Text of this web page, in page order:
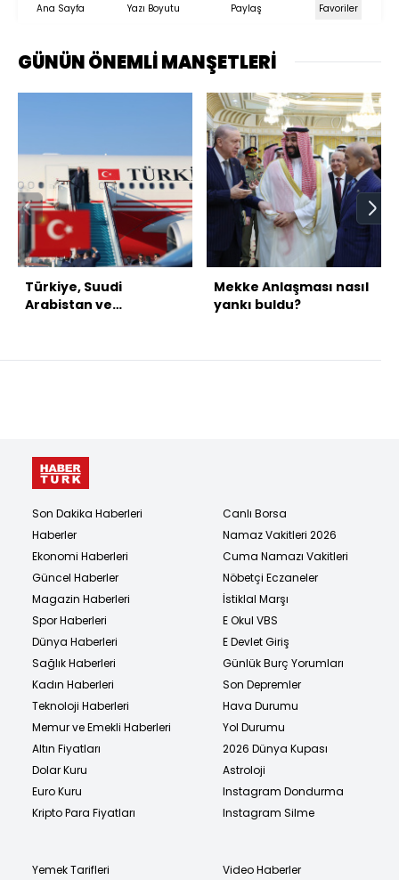
Ana Sayfa Yazı Boyutu Paylaş Favoriler
GÜNÜN ÖNEMLİ MANŞETLERİ
Türkiye, Suudi
Arabistan ve
Mekke Anlaşması nasıl
yankı buldu?
Son Dakika Haberleri
Haberler
Ekonomi Haberleri
Güncel Haberler
Magazin Haberleri
Spor Haberleri
Dünya Haberleri
Sağlık Haberleri
Kadın Haberleri
Teknoloji Haberleri
Memur ve Emekli Haberleri
Altın Fiyatları
Dolar Kuru
Euro Kuru
Kripto Para Fiyatları
Canlı Borsa
Namaz Vakitleri 2026
Cuma Namazı Vakitleri
Nöbetçi Eczaneler
İstiklal Marşı
E Okul VBS
E Devlet Giriş
Günlük Burç Yorumları
Son Depremler
Hava Durumu
Yol Durumu
2026 Dünya Kupası
Astroloji
Instagram Dondurma
Instagram Silme
Yemek Tarifleri Video Haberler